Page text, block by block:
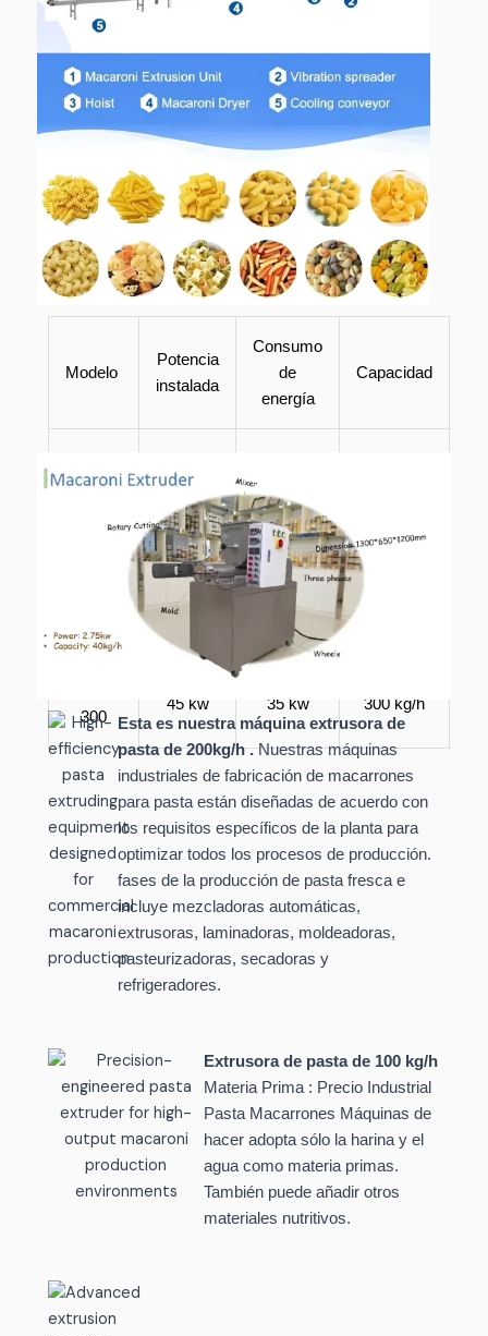
Modelo
Potencia
instalada
Consumo
de
energía
Capacidad
8,85 kw 5,5 kw 100 kg/h
200
31 kw 19 kw
300
45 kw 35 kw 300 kg/h
Esta es nuestra máquina extrusora de
pasta de 200kg/h . Nuestras máquinas
industriales de fabricación de macarrones
para pasta están diseñadas de acuerdo con
los requisitos específicos de la planta para
optimizar todos los procesos de producción.
fases de la producción de pasta fresca e
incluye mezcladoras automáticas,
extrusoras, laminadoras, moldeadoras,
pasteurizadoras, secadoras y
refrigeradores.
Extrusora de pasta de 100 kg/h
Materia Prima : Precio Industrial
Pasta Macarrones Máquinas de
hacer adopta sólo la harina y el
agua como materia primas.
También puede añadir otros
materiales nutritivos.